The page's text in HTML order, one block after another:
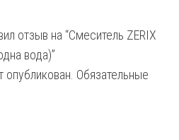
отзыв на “Смеситель ZERIX
вода)”
Обязательные